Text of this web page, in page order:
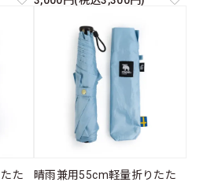
た
晴雨兼用55cm軽量折りたた